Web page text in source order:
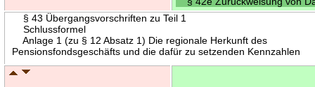
§ 43 Übergangsvorschriften zu Teil 1
Schlussformel
Anlage 1 (zu § 12 Absatz 1) Die regionale Herkunft des
Pensionsfondsgeschäfts und die dafür zu setzenden Kennzahlen